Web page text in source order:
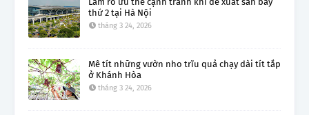
thứ 2 tại Hà Nội
tháng 3 24, 2026
Mê tít những vườn nho trĩu quả chạy dài tít tắp
ở Khánh Hòa
tháng 3 24, 2026